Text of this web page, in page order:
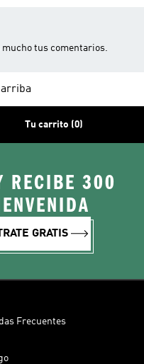
mucho tus comentarios.
arriba
Tu carrito (0)
RECIBE 300
GRATIS
Frecuentes